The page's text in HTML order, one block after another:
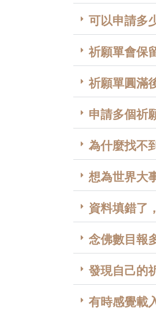
可以申請多
祈願單會保
祈願單圓滿
申請多個祈
為什麼找不
想為世界大
資料填錯了
念佛數目報
發現自己的
有時感覺載